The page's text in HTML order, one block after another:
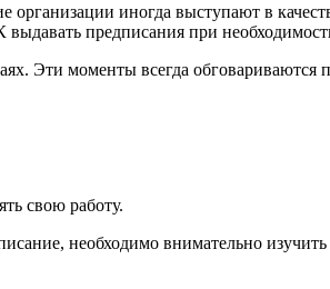
иногда выступают в
предписания при
Эти моменты всегда обговариваются
свою работу.
необходимо внимательно